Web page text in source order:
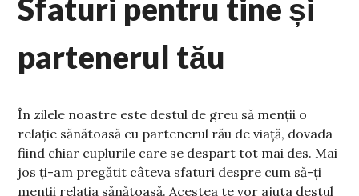
Sfaturi pentru tine și
partenerul tău
În zilele noastre este destul de greu să menții o
relație sănătoasă cu partenerul rău de viață, dovada
fiind chiar cuplurile care se despart tot mai des. Mai
jos ți-am pregătit câteva sfaturi despre cum să-ți
menții relația sănătoasă. Acestea te vor ajuta destul